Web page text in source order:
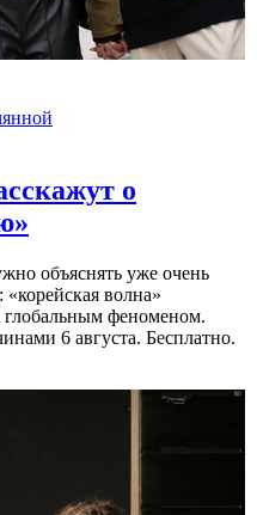
о
объяснять уже очень
волна»
глобальным феноменом.
6 августа. Бесплатно.